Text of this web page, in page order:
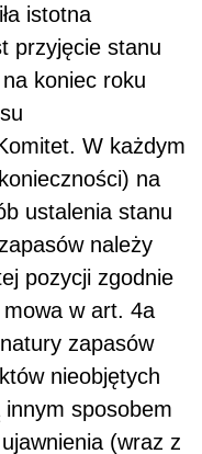
istotna
przyjęcie stanu
koniec roku
W każdym
na
ustalenia stanu
należy
pozycji zgodnie
w art. 4a
zapasów
nieobjętych
innym sposobem
(wraz z